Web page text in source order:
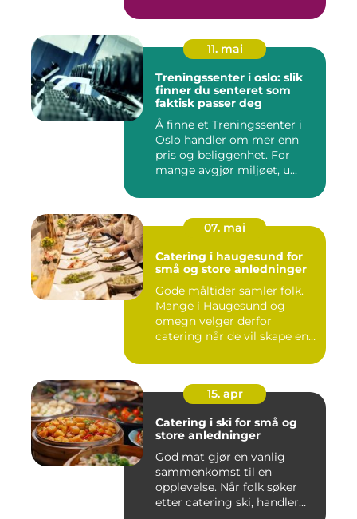
11. mai
Treningssenter i oslo: slik
finner du senteret som
faktisk passer deg
Å finne et Treningssenter i
Oslo handler om mer enn
pris og beliggenhet. For
mange avgjør miljøet, u...
07. mai
Catering i haugesund for
små og store anledninger
Gode måltider samler folk.
Mange i Haugesund og
omegn velger derfor
catering når de vil skape en
15. apr
Catering i ski for små og
store anledninger
God mat gjør en vanlig
sammenkomst til en
opplevelse. Når folk søker
etter catering ski, handler